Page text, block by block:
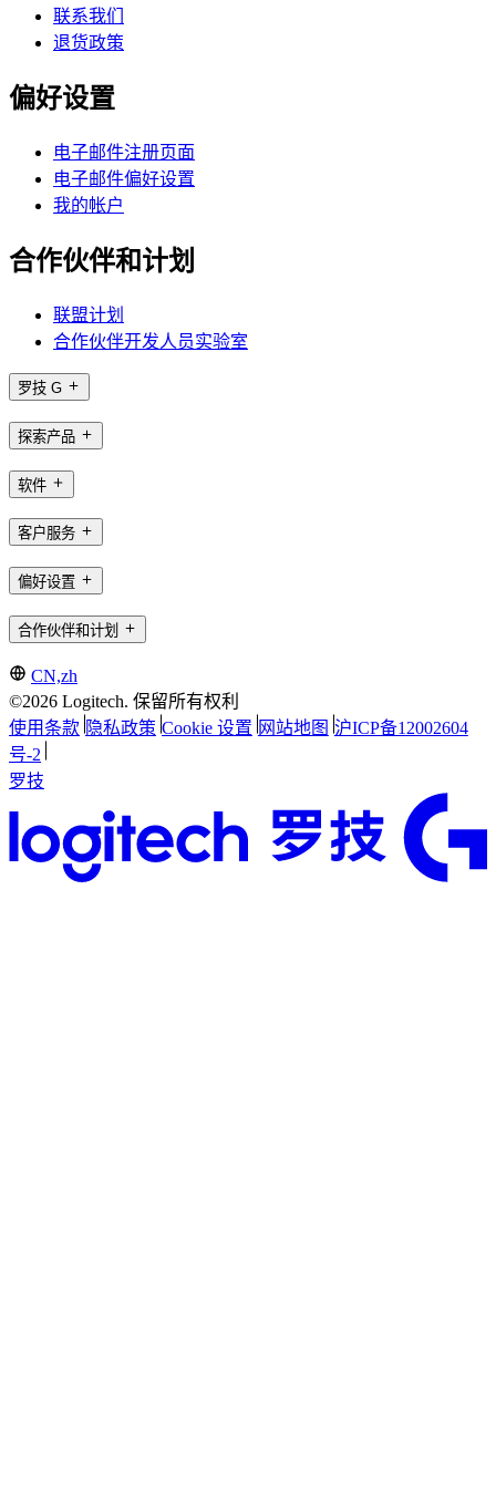
联系我们
退货政策
偏好设置
电子邮件注册页面
电子邮件偏好设置
我的帐户
合作伙伴和计划
联盟计划
合作伙伴开发人员实验室
罗技 G
探索产品
软件
客户服务
偏好设置
合作伙伴和计划
CN,zh
©2026 Logitech. 保留所有权利
使用条款 隐私政策 Cookie 设置 网站地图 沪ICP备12002604
号-2
罗技